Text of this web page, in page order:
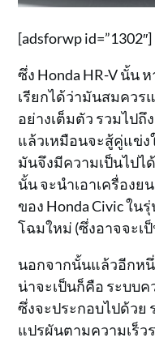
[adsforwp id=”1302″]
ซึ่ง Honda HR-V นั้น
เรียกได้ว่ามันสมควร
อย่างเต็มตัว รวมไปถึ
แล้วเหมือนจะสู้คู่แข่
มันจึงมีความเป็นไปไ
นั้น จะนำเอาเครื่องย
ของ Honda Civic ใน
โฉมใหม่ (ซึ่งอาจจะเ
นอกจากนั้นแล้วอีกหนึ่
น่าจะเป็นก็คือ ระบบค
ซึ่งจะประกอบไปด้วย
แปรผันตามความเร็ว